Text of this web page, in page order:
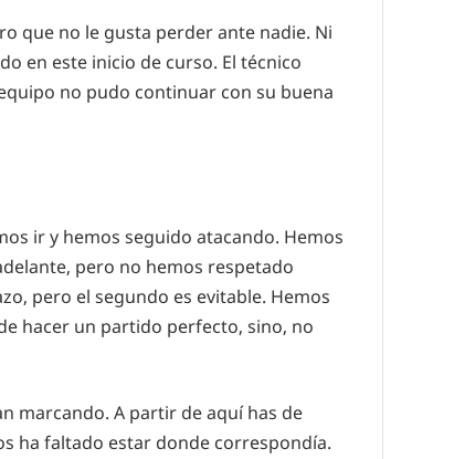
que no le gusta perder ante nadie. Ni
en este inicio de curso. El técnico
no pudo continuar con su buena
ir y hemos seguido atacando. Hemos
pero no hemos respetado
pero el segundo es evitable. Hemos
hacer un partido perfecto, sino, no
marcando. A partir de aquí has de
ha faltado estar donde correspondía.